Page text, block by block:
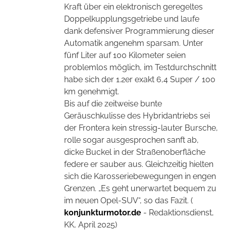
Kraft über ein elektronisch geregeltes
Doppelkupplungsgetriebe und laufe
dank defensiver Programmierung dieser
Automatik angenehm sparsam. Unter
fünf Liter auf 100 Kilometer seien
problemlos möglich, im Testdurchschnitt
habe sich der 1.2er exakt 6,4 Super / 100
km genehmigt.
Bis auf die zeitweise bunte
Geräuschkulisse des Hybridantriebs sei
der Frontera kein stressig-lauter Bursche,
rolle sogar ausgesprochen sanft ab,
dicke Buckel in der Straßenoberfläche
federe er sauber aus. Gleichzeitig hielten
sich die Karosseriebewegungen in engen
Grenzen. „Es geht unerwartet bequem zu
im neuen Opel-SUV“, so das Fazit. (
konjunkturmotor.de - Redaktionsdienst,
KK, April 2025)